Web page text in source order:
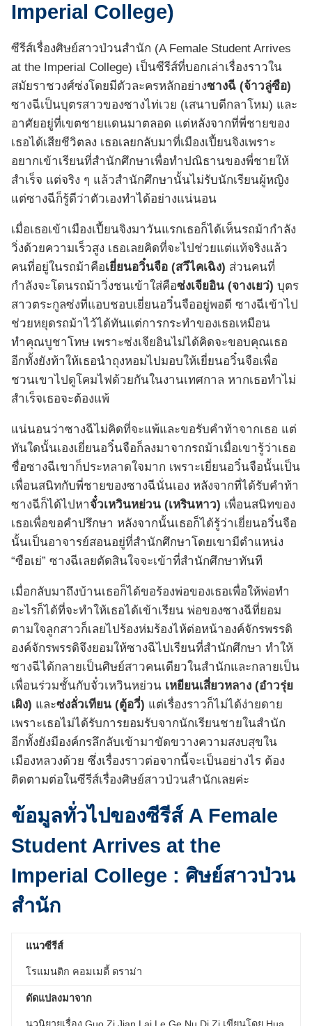
Imperial College)
ซีรีส์เรื่องศิษย์สาวป่วนสำนัก (A Female Student Arrives
at the Imperial College) เป็นซีรีส์ที่บอกเล่าเรื่องราวใน
สมัยราชวงศ์ซ่งโดยมีตัวละครหลักอย่างซางฉี (จ้าวลู่ซือ)
ซางฉีเป็นบุตรสาวของซางไท่เวย (เสนาบดีกลาโหม) และ
อาศัยอยู่ที่เขตชายแดนมาตลอด แต่หลังจากที่พี่ชายของ
เธอได้เสียชีวิตลง เธอเลยกลับมาที่เมืองเปี้ยนจิงเพราะ
อยากเข้าเรียนที่สำนักศึกษาเพื่อทำปณิธานของพี่ชายให้
สำเร็จ แต่จริง ๆ แล้วสำนักศึกษานั้นไม่รับนักเรียนผู้หญิง
แต่ซางฉีก็รู้ดีว่าตัวเองทำได้อย่างแน่นอน
เมื่อเธอเข้าเมืองเปี้ยนจิงมาวันแรกเธอก็ได้เห็นรถม้ากำลัง
วิ่งด้วยความเร็วสูง เธอเลยคิดที่จะไปช่วยแต่แท้จริงแล้ว
คนที่อยู่ในรถม้าคือเยี่ยนอวิ๋นจือ (สวีไคเฉิง) ส่วนคนที่
กำลังจะโดนรถม้าวิ่งชนเข้าใส่คือซ่งเจียอิน (จางเยว่) บุตร
สาวตระกูลซ่งที่แอบชอบเยี่ยนอวิ๋นจืออยู่พอดี ซางฉีเข้าไป
ช่วยหยุดรถม้าไว้ได้ทันแต่การกระทำของเธอเหมือน
ทำคุณบูชาโทษ เพราะซ่งเจียอินไม่ได้คิดจะขอบคุณเธอ
อีกทั้งยังท้าให้เธอนำถุงหอมไปมอบให้เยี่ยนอวิ๋นจือเพื่อ
ชวนเขาไปดูโคมไฟด้วยกันในงานเทศกาล หากเธอทำไม่
สำเร็จเธอจะต้องแพ้
แน่นอนว่าซางฉีไม่คิดที่จะแพ้และขอรับคำท้าจากเธอ แต่
ทันใดนั้นเองเยี่ยนอวิ๋นจือก็ลงมาจากรถม้าเมื่อเขารู้ว่าเธอ
ชื่อซางฉีเขาก็ประหลาดใจมาก เพราะเยี่ยนอวิ๋นจือนั้นเป็น
เพื่อนสนิทกับพี่ชายของซางฉีนั่นเอง หลังจากที่ได้รับคำท้า
ซางฉีก็ได้ไปหาจั๋วเหวินหย่วน (เหรินหาว) เพื่อนสนิทของ
เธอเพื่อขอคำปรึกษา หลังจากนั้นเธอก็ได้รู้ว่าเยี่ยนอวิ๋นจือ
นั้นเป็นอาจารย์สอนอยู่ที่สำนักศึกษาโดยเขามีตำแหน่ง
“ซือเย่” ซางฉีเลยตัดสินใจจะเข้าที่สำนักศึกษาทันที
เมื่อกลับมาถึงบ้านเธอก็ได้ขอร้องพ่อของเธอเพื่อให้พ่อทำ
อะไรก็ได้ที่จะทำให้เธอได้เข้าเรียน พ่อของซางฉีที่ยอม
ตามใจลูกสาวก็เลยไปร้องห่มร้องไห้ต่อหน้าองค์จักรพรรดิ
องค์จักรพรรดิจึงยอมให้ซางฉีไปเรียนที่สำนักศึกษา ทำให้
ซางฉีได้กลายเป็นศิษย์สาวคนเดียวในสำนักและกลายเป็น
เพื่อนร่วมชั้นกับจั๋วเหวินหย่วน เหยียนเสี่ยวหลาง (อ๋าวรุ่ย
เผิง) และซ่งลั่วเทียน (ตู้อวี่) แต่เรื่องราวก็ไม่ได้ง่ายดาย
เพราะเธอไม่ได้รับการยอมรับจากนักเรียนชายในสำนัก
อีกทั้งยังมีองค์กรลึกลับเข้ามาขัดขวางความสงบสุขใน
เมืองหลวงด้วย ซึ่งเรื่องราวต่อจากนี้จะเป็นอย่างไร ต้อง
ติดตามต่อในซีรีส์เรื่องศิษย์สาวป่วนสำนักเลยค่ะ
ข้อมูลทั่วไปของซีรีส์ A Female
Student Arrives at the
Imperial College : ศิษย์สาวป่วน
สำนัก
แนวซีรีส์
โรแมนติก คอมเมดี้ ดราม่า
ดัดแปลงมาจาก